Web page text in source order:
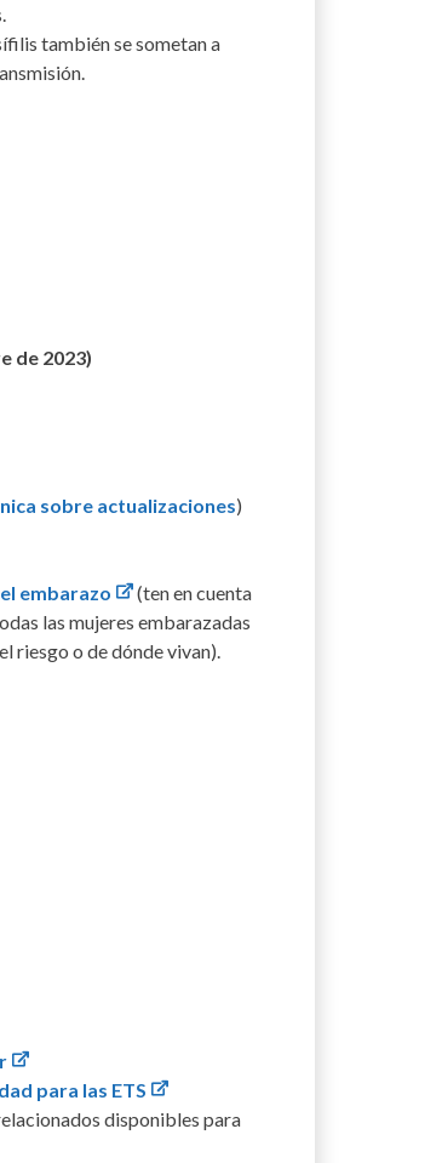
también se sometan a
de 2023)
sobre actualizaciones)
embarazo
(ten en cuenta
las mujeres embarazadas
riesgo o de dónde vivan).
para las ETS
disponibles para